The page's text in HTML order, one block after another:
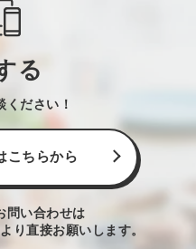
る
ください！
こちらから
問い合わせは
り直接お願いします。